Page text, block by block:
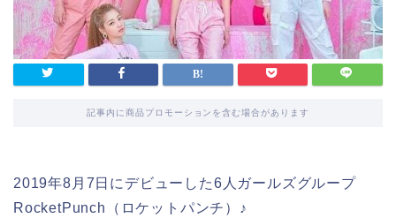
記事内に商品プロモーションを含む場合があります
2019年8月7日にデビューした6人ガールズグループ
RocketPunch（ロケットパンチ） ♪